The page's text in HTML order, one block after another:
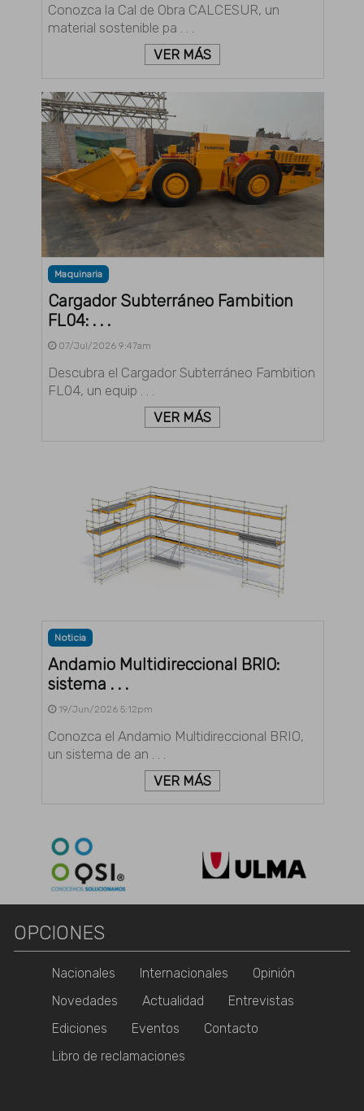
Conozca la Cal de Obra CALCESUR, un
material sostenible pa . . .
VER MÁS
Maquinaria
Cargador Subterráneo Fambition
FL04: . . .
07/Jul/2026 9:47am
Descubra el Cargador Subterráneo Fambition
FL04, un equip . . .
VER MÁS
Noticia
Andamio Multidireccional BRIO:
sistema . . .
19/Jun/2026 5:12pm
Conozca el Andamio Multidireccional BRIO,
un sistema de an . . .
VER MÁS
OPCIONES
Nacionales Internacionales
Opinión
Novedades
Actualidad
Entrevistas
Ediciones
Eventos
Contacto
Libro de reclamaciones